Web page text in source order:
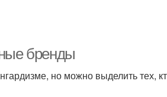
бренды
но можно выделить тех,